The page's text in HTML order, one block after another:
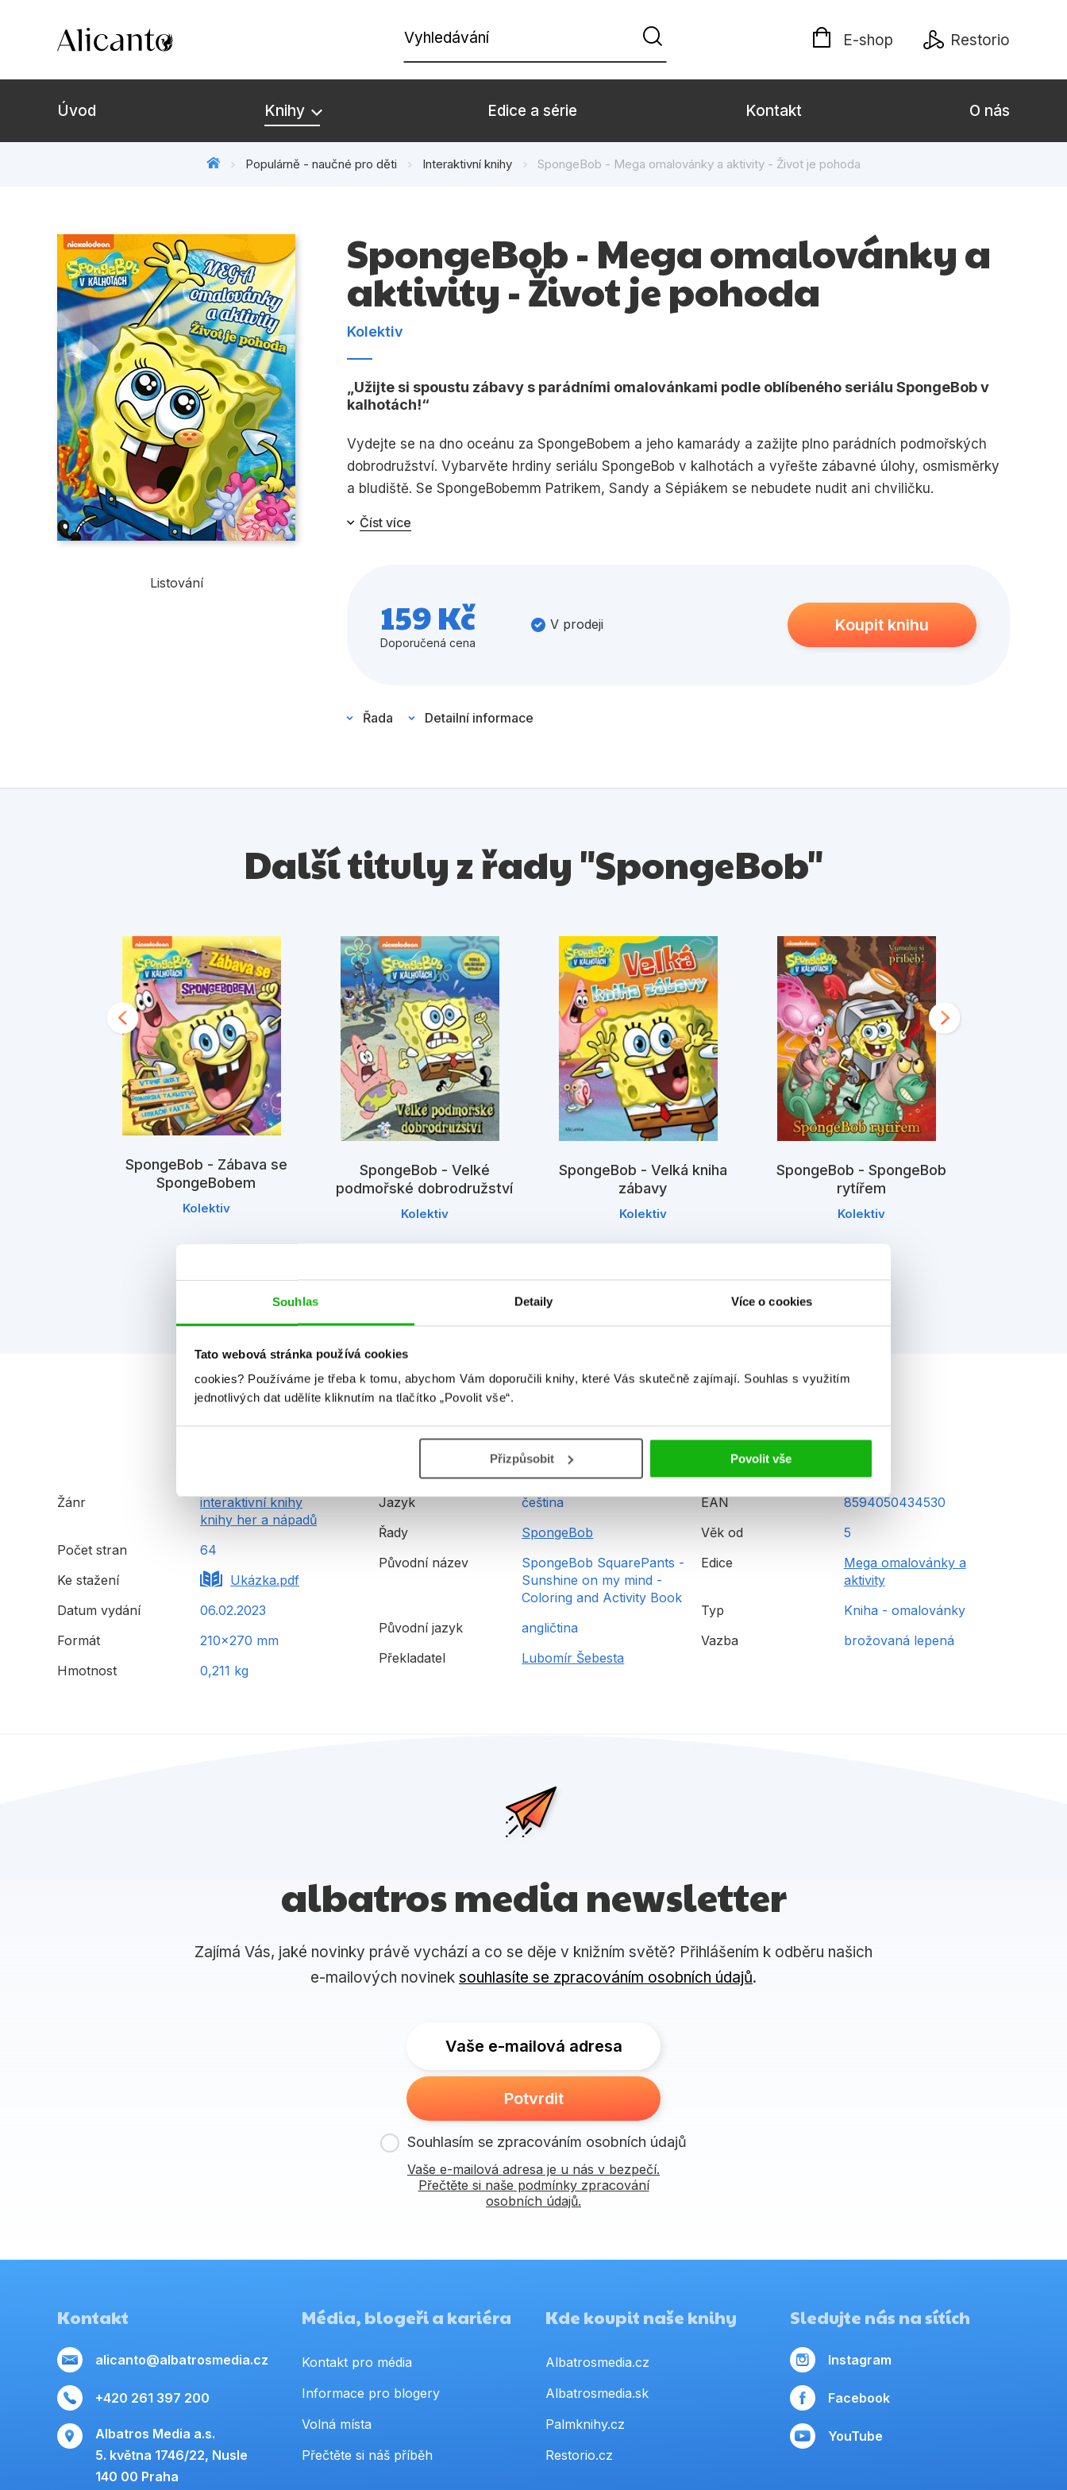
Souhlas Detaily Více o cookies
Tato webová stránka používá cookies
cookies? Používáme je třeba k tomu, abychom Vám doporučili knihy, které Vás skutečně zajímají. Souhlas s využitím
jednotlivých dat udělíte kliknutím na tlačítko „Povolit vše“.
Přizpůsobit Povolit vše
Vyhledávání E-shop Restorio
Úvod Knihy
Připravujeme
Bestsellery
Tipy redakce
Beletrie pro děti Beletrie pro dospělé Dárkové publikace
Komiks Křížovky
Kuchařky Počítače
Populárně - naučná pro
Populárně - naučné pro děti
Umění a kultura Výchova a pedagogika Young adult
Všechny kategorie
Edice a série Kontakt O nás
Populárně - naučné pro děti Interaktivní knihy SpongeBob - Mega omalovánky a aktivity - Život je pohoda
Listování
SpongeBob - Mega omalovánky a
aktivity - Život je pohoda
Kolektiv
Užijte si spoustu zábavy s parádními omalovánkami podle oblíbeného seriálu SpongeBob v
kalhotách!
Vydejte se na dno oceánu za SpongeBobem a jeho kamarády a zažijte plno parádních podmořských
dobrodružství. Vybarvěte hrdiny seriálu SpongeBob v kalhotách a vyřešte zábavné úlohy, osmisměrky
a bludiště. Se SpongeBobemm Patrikem, Sandy a Sépiákem se nebudete nudit ani chviličku.
Číst více
159 Kč
Doporučená cena
V prodeji Koupit knihu
Řada Detailní informace
Další tituly z řady "SpongeBob"
SpongeBob - Zábava se
SpongeBobem
Kolektiv
SpongeBob - Velké
podmořské dobrodružství
Kolektiv
SpongeBob - Velká kniha
zábavy
Kolektiv
SpongeBob - SpongeBob
rytířem
Kolektiv
Detailní informace
Žánr
interaktivní knihy
knihy her a nápadů
Počet stran
64
Ke stažení
Ukázka.pdf
Datum vydání
06.02.2023
Formát
210x270 mm
Hmotnost
0,211 kg
Jazyk
čeština
Řady
SpongeBob
Původní název
SpongeBob SquarePants -
Sunshine on my mind -
Coloring and Activity Book
Původní jazyk
angličtina
Překladatel
Lubomír Šebesta
EAN
8594050434530
Věk od
5
Edice
Mega omalovánky a
aktivity
Typ
Kniha - omalovánky
Vazba
brožovaná lepená
albatros media newsletter
Zajímá Vás, jaké novinky právě vychází a co se děje v knižním světě? Přihlášením k odběru našich
e-mailových novinek souhlasíte se zpracováním osobních údajů.
Vaše e-mailová adresa
Potvrdit
Souhlasím se zpracováním osobních údajů
Vaše e-mailová adresa je u nás v bezpečí.
Přečtěte si naše podmínky zpracování
osobních údajů.
Kontakt
alicanto@albatrosmedia.cz
+420 261 397 200
Albatros Media a.s.
5. května 1746/22, Nusle
140 00 Praha
Média, blogeři a kariéra
Kontakt pro média
Informace pro blogery
Volná místa
Přečtěte si náš příběh
Kde koupit naše knihy
Albatrosmedia.cz
Albatrosmedia.sk
Palmknihy.cz
Restorio.cz
Sledujte nás na sítích
Instagram
Facebook
YouTube